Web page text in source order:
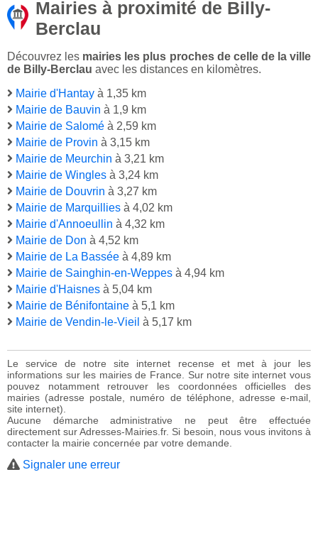
Mairies à proximité de Billy-
Berclau
Découvrez les mairies les plus proches de celle de la ville
de Billy-Berclau avec les distances en kilomètres.
Mairie d'Hantay à 1,35 km
Mairie de Bauvin à 1,9 km
Mairie de Salomé à 2,59 km
Mairie de Provin à 3,15 km
Mairie de Meurchin à 3,21 km
Mairie de Wingles à 3,24 km
Mairie de Douvrin à 3,27 km
Mairie de Marquillies à 4,02 km
Mairie d'Annoeullin à 4,32 km
Mairie de Don à 4,52 km
Mairie de La Bassée à 4,89 km
Mairie de Sainghin-en-Weppes à 4,94 km
Mairie d'Haisnes à 5,04 km
Mairie de Bénifontaine à 5,1 km
Mairie de Vendin-le-Vieil à 5,17 km
Le service de notre site internet recense et met à jour les
informations sur les mairies de France. Sur notre site internet vous
pouvez notamment retrouver les coordonnées officielles des
mairies (adresse postale, numéro de téléphone, adresse e-mail,
site internet).
Aucune démarche administrative ne peut être effectuée
directement sur Adresses-Mairies.fr. Si besoin, nous vous invitons à
contacter la mairie concernée par votre demande.
Signaler une erreur